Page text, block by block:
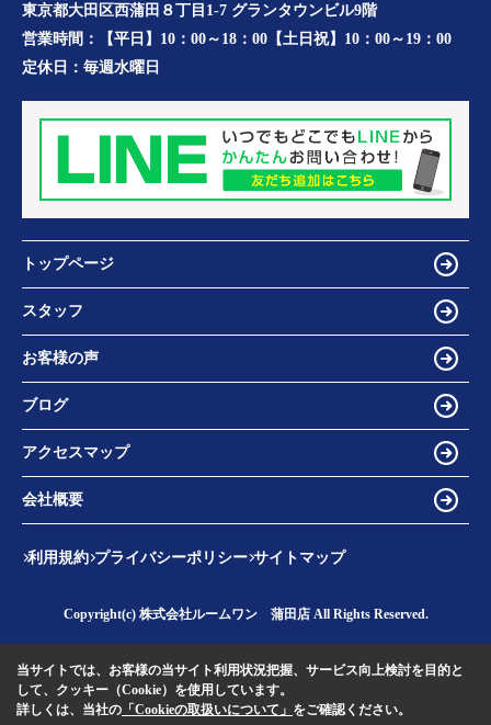
東京都大田区西蒲田８丁目1-7 グランタウンビル9階
営業時間：
【平日】10：00～18：00【土日祝】10：00～19：00
定休日： 毎週水曜日
トップページ
スタッフ
お客様の声
ブログ
アクセスマップ
会社概要
利用規約 プライバシーポリシー サイトマップ
Copyright(c) 株式会社ルームワン 蒲田店 All Rights Reserved.
当サイトでは、お客様の当サイト利用状況把握、サービス向上検討を目的と
して、クッキー（Cookie）を使用しています。
詳しくは、当社の 「Cookieの取扱いについて」 をご確認ください。